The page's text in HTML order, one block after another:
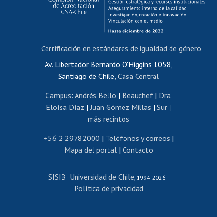
Funcionarias/os
Cursos internos de capacitación
Bienestar del personal
Portal de movilidad interna
Certificado de renta
Certificado de renta honorarios
Editar páginas blancas
Extranjeras/os
Revalidación y reconocimiento de títulos
Postulación al Programa de Movilidad Estudiantil
Cursos de español
Av. Libertador Bernardo O'Higgins 1058,
Santiago de Chile, Casa Central
Campus: Andrés Bello | Beauchef| Dra.
Eloísa Díaz | Juan Gómez Millas | Sur |
más recintos
+56 2 29782000 | Teléfonos y correos |
Mapa del portal| Contacto
SISIB - Universidad de Chile , 1994-2026 -
Política de privacidad
Certificación en estándares de igualdad de género